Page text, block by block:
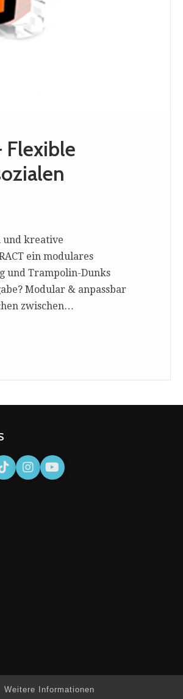
Weitere Informationen
Flexible
und kreative
ein modulares
und Trampolin-Dunks
Modular & anpassbar
zwischen…